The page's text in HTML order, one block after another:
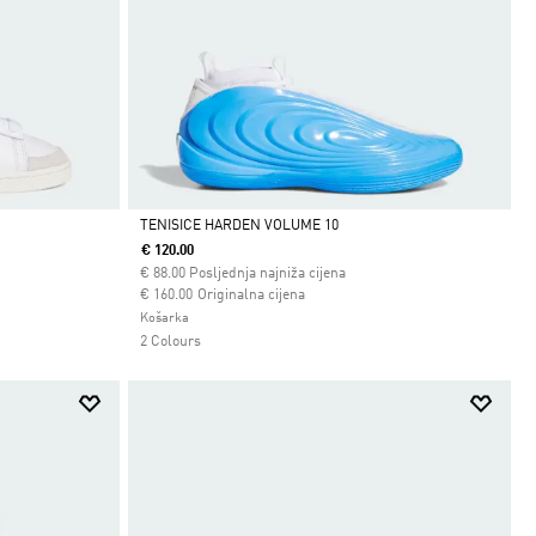
Da
TENISICE HARDEN VOLUME 10
€ 120.00
€ 88.00 Posljednja najniža cijena
Originalna cijena
Cijena umanjena od
€ 160.00za
Košarka
2 Colours